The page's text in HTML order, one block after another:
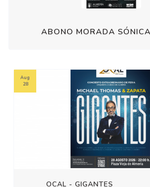
ABONO MORADA
OCAL - GIGANTES
Aug
28